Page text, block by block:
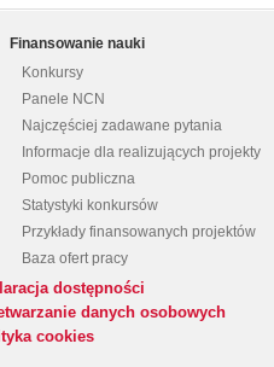
Finansowanie nauki
Konkursy
Panele NCN
Najczęściej zadawane pytania
Informacje dla realizujących projekty
Pomoc publiczna
Statystyki konkursów
Przykłady finansowanych projektów
Baza ofert pracy
dostępności
danych osobowych
cookies